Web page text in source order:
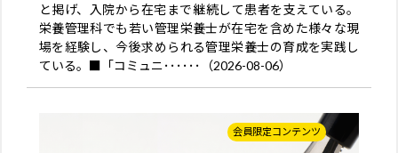
と掲げ、入院から在宅まで継続して患者を支えている。
栄養管理科でも若い管理栄養士が在宅を含めた様々な現
場を経験し、今後求められる管理栄養士の育成を実践し
ている。■「コミュニ･･････（2026-08-06）
会員限定コンテンツ